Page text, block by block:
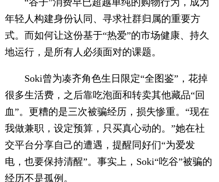
年轻人构建身份认同、寻求社群归属的重要方
式。而如何让这份基于“热爱”的市场健康、持久
地运行，是所有人必须面对的课题。
Soki曾为凑齐角色生日限定“全图鉴”，花掉
很多生活费，之后靠吃泡面和转卖其他藏品“回
血”。更糟的是三次被骗经历，损失惨重。“现在
我做兼职，设定预算，只买真心动的。”她在社
交平台分享自己的遭遇，提醒同好们“为爱发
电，也要保持清醒”。事实上，Soki“吃谷”被骗的
经历不是孤例。